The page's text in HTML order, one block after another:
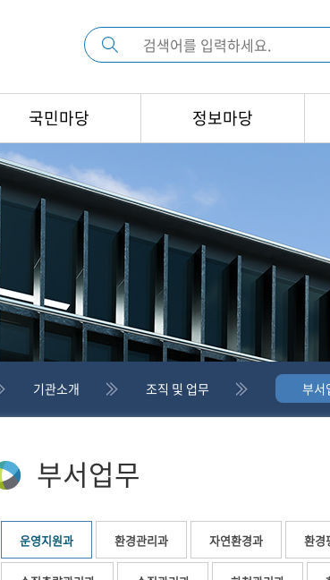
국민마당 정보마당
기관소개 조직 및 업무 부서
부서업무
운영지원과 환경관리과 자연환경과 환경